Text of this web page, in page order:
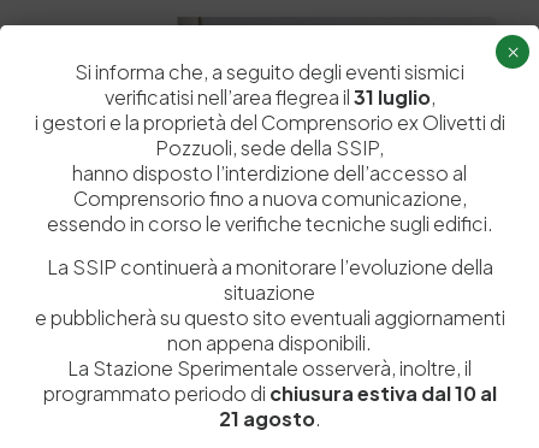
3 Luglio 2015
Iscriviti alla Newsletter
Ora è possibile restare sempre in contatto con noi
riguardo le ultime notizie della Stazione…
Si informa che, a seguito degli eventi sismici
verificatisi nell’area flegrea il31 luglio,
i gestori e la proprietà del Comprensorio ex Olivetti di
Pozzuoli, sede della SSIP,
hanno disposto l’interdizione dell’accesso al
Comprensorio fino a nuova comunicazione,
essendo in corso le verifiche tecniche sugli edifici.
La SSIP continuerà a monitorare l’evoluzione della
situazione
e pubblicherà su questo sito eventuali aggiornamenti
non appena disponibili.
La Stazione Sperimentale osserverà, inoltre, il
programmato periodo di chiusura estiva dal 10 al
21 agosto.
×